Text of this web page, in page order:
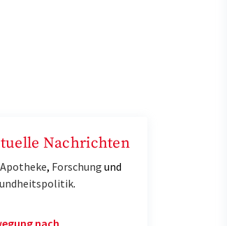
Nachrichten
Apotheke, Forschung und
.
nach